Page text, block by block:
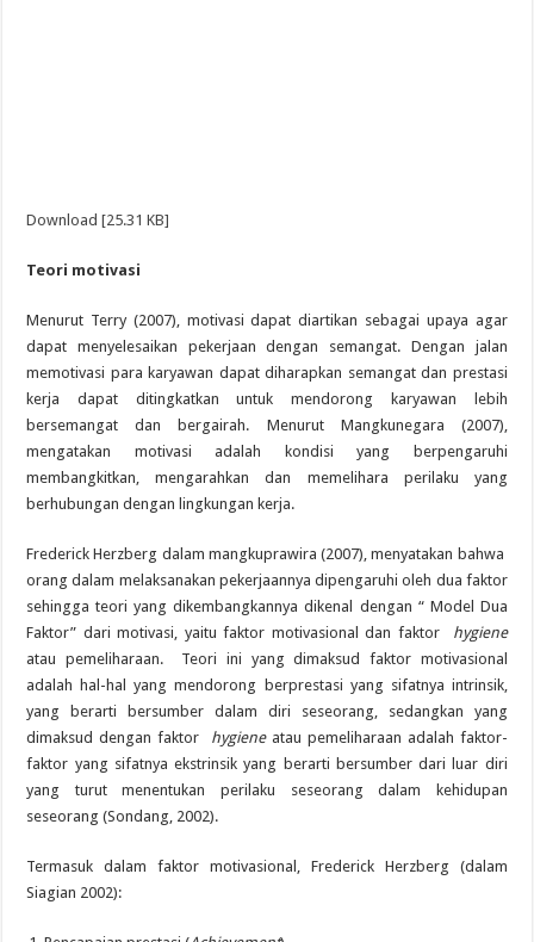
Download [25.31 KB]
Teori motivasi
Menurut Terry (2007), motivasi dapat diartikan sebagai upaya agar
dapat menyelesaikan pekerjaan dengan semangat. Dengan jalan
memotivasi para karyawan dapat diharapkan semangat dan prestasi
kerja dapat ditingkatkan untuk mendorong karyawan lebih
bersemangat dan bergairah. Menurut Mangkunegara (2007),
mengatakan motivasi adalah kondisi yang berpengaruhi
membangkitkan, mengarahkan dan memelihara perilaku yang
berhubungan dengan lingkungan kerja.
Frederick Herzberg dalam mangkuprawira (2007), menyatakan bahwa
orang dalam melaksanakan pekerjaannya dipengaruhi oleh dua faktor
sehingga teori yang dikembangkannya dikenal dengan “ Model Dua
Faktor” dari motivasi, yaitu faktor motivasional dan faktor hygiene
atau pemeliharaan. Teori ini yang dimaksud faktor motivasional
adalah hal-hal yang mendorong berprestasi yang sifatnya intrinsik,
yang berarti bersumber dalam diri seseorang, sedangkan yang
dimaksud dengan faktor hygieneatau pemeliharaan adalah faktor-
faktor yang sifatnya ekstrinsik yang berarti bersumber dari luar diri
yang turut menentukan perilaku seseorang dalam kehidupan
seseorang (Sondang, 2002).
Termasuk dalam faktor motivasional, Frederick Herzberg (dalam
Siagian 2002):